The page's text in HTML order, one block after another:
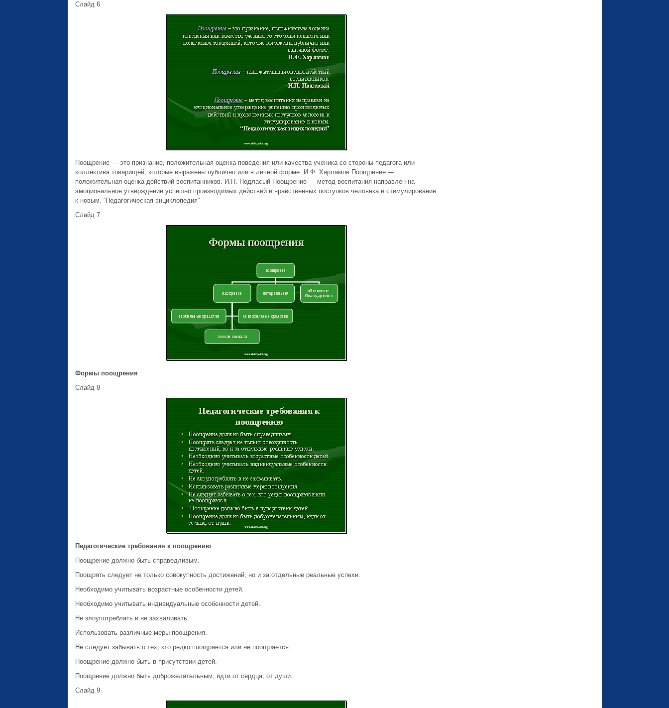
Слайд 6
Поощрение — это признание, положительная оценка поведения или качества ученика со стороны педагога или
коллектива товарищей, которые выражены публично или в личной форме. И.Ф. Харламов Поощрение —
положительная оценка действий воспитанников. И.П. Подласый Поощрение — метод воспитания направлен на
эмоциональное утверждение успешно производимых действий и нравственных поступков человека и стимулирование
к новым. “Педагогическая энциклопедия”
Слайд 7
Формы поощрения
Слайд 8
Педагогические требования к поощрению
Поощрение должно быть справедливым.
Поощрять следует не только совокупность достижений, но и за отдельные реальные успехи.
Необходимо учитывать возрастные особенности детей.
Необходимо учитывать индивидуальные особенности детей.
Не злоупотреблять и не захваливать.
Использовать различные меры поощрения.
Не следует забывать о тех, кто редко поощряется или не поощряется.
Поощрение должно быть в присутствии детей.
Поощрение должно быть доброжелательным, идти от сердца, от души.
Слайд 9